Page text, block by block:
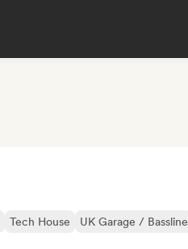
Tech House UK Garage / Bassline